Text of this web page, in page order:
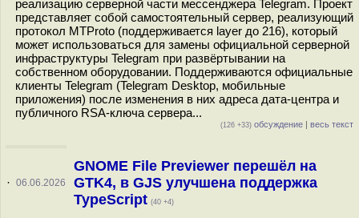
реализацию серверной части мессенджера Telegram. Проект
представляет собой самостоятельный сервер, реализующий
протокол MTProto (поддерживается layer до 216), который
может использоваться для замены официальной серверной
инфраструктуры Telegram при развёртывании на
собственном оборудовании. Поддерживаются официальные
клиенты Telegram (Telegram Desktop, мобильные
приложения) после изменения в них адреса дата-центра и
публичного RSA-ключа сервера...
(126 +33) обсуждение | весь текст
· 06.06.2026
GNOME File Previewer перешёл на
GTK4, в GJS улучшена поддержка
TypeScript (40 +4)